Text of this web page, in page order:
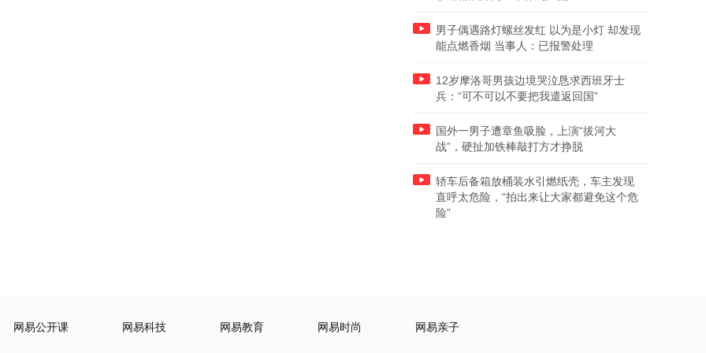
男子偶遇路灯螺丝发红 以为是小灯 却发现
能点燃香烟 当事人：已报警处理
12岁摩洛哥男孩边境哭泣恳求西班牙士
兵：“可不可以不要把我遣返回国”
国外一男子遭章鱼吸脸，上演“拔河大
战”，硬扯加铁棒敲打方才挣脱
轿车后备箱放桶装水引燃纸壳，车主发现
直呼太危险，“拍出来让大家都避免这个危
险”
网易公开课 网易科技 网易教育 网易时尚 网易亲子